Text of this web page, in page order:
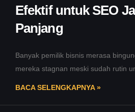
Efektif untuk SEO
Panjang
Banyak pemilik bisnis merasa
mereka stagnan meski sudah rutin
BACA SELENGKAPNYA »